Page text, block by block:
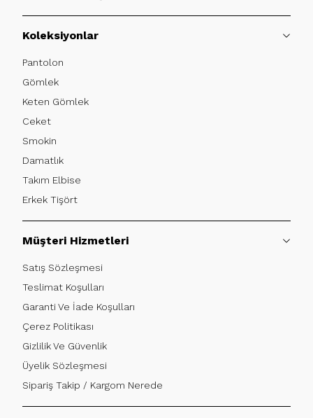
Koleksiyonlar
Pantolon
Gömlek
Keten Gömlek
Ceket
Smokin
Damatlık
Takım Elbise
Erkek Tişört
Müşteri Hizmetleri
Satış Sözleşmesi
Teslimat Koşulları
Garanti Ve İade Koşulları
Çerez Politikası
Gizlilik Ve Güvenlik
Üyelik Sözleşmesi
Sipariş Takip / Kargom Nerede